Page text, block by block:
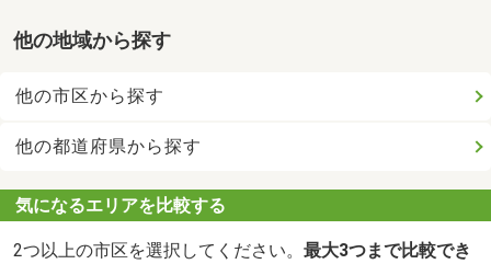
他の地域から探す
他の市区から探す
他の都道府県から探す
気になるエリアを比較する
2つ以上の市区を選択してください。 最大3つまで比較でき